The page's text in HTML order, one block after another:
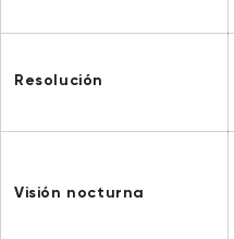
Resolución
Visión nocturna